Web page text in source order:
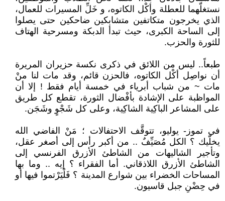
نستغلّهما للعطلة وأكْل الكاتوه، و خَلِّ المسيرات للعمال،
الذي يخرجون متكاتفين متشابكين ضاحكين حتى يصلوا
إلى الساحة الكبرى، حيث تبدأ الدبكة ومسرحية الهتاف
للثورة والحزب.
طبعاً.. ليس من اللائق في ذكرى نكسة حزيران المريرة
أن نواصِل أكْل الكاتوه، فالحزن قائم، وقد مات لنا منْ
مات ~ من شباب أبرياء في خمسة أيام فقط ! إلا أن
المواظبة على الإشادة بأفْضال الثورة، تقطع كل طريق
على المشاعر الباكِية الشاكِية، وعلى كل شَجْوٍ وشَجَن.
في تموز- يوليو، تتوقَّف الاحتفالات ؛ مَنْ الفاضي الله
يخلّيك ؟ الكل مُصَيِّفٌ .. من أكبر رأس إلى أصغر عقل،
وتأجير الشاليهات من الشاطئ الأزرق الفرنسي إلى
الشاطئ الأزرق اللاذقاني. أما الفقراء ؟ إيه .. وما بها
المساحات الخضراء بين شوارع المدينة ؟ فَلْيَرْتموا فيها أو
في حِضْنِ جبل قاسيون.